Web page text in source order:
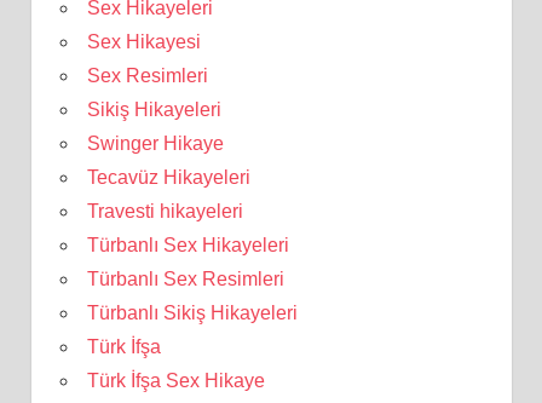
Sex Hikayeleri
Sex Hikayesi
Sex Resimleri
Sikiş Hikayeleri
Swinger Hikaye
Tecavüz Hikayeleri
Travesti hikayeleri
Türbanlı Sex Hikayeleri
Türbanlı Sex Resimleri
Türbanlı Sikiş Hikayeleri
Türk İfşa
Türk İfşa Sex Hikaye